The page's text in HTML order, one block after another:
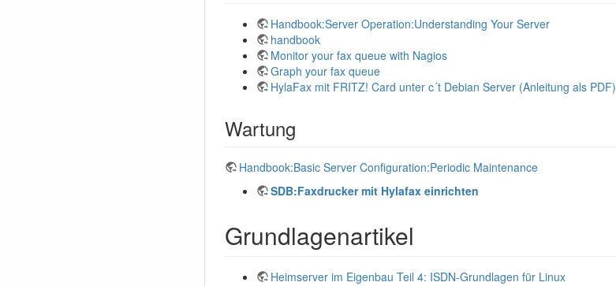
Handbook:Server Operation:Understanding Your Server
handbook
Monitor your fax queue with Nagios
Graph your fax queue
HylaFax mit FRITZ! Card unter c´t Debian Server (Anleitung als PDF)
Wartung
Handbook:Basic Server Configuration:Periodic Maintenance
SDB:Faxdrucker mit Hylafax einrichten
Grundlagenartikel
Heimserver im Eigenbau Teil 4: ISDN-Grundlagen für Linux